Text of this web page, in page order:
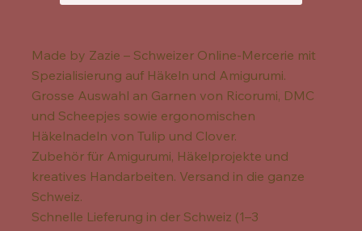
Made by Zazie – Schweizer Online-Mercerie mit
Spezialisierung auf Häkeln und Amigurumi.
Grosse Auswahl an Garnen von Ricorumi, DMC
und Scheepjes sowie ergonomischen
Häkelnadeln von Tulip und Clover.
Zubehör für Amigurumi, Häkelprojekte und
kreatives Handarbeiten. Versand in die ganze
Schweiz.
Schnelle Lieferung in der Schweiz (1–3